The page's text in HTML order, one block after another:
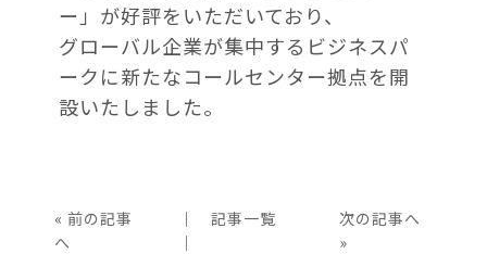
ー」が好評をいただいており、
グローバル企業が集中するビジネスパ
ークに新たなコールセンター拠点を開
設いたしました。
« 前の記事
へ
│記事一覧
│
次の記事へ
»